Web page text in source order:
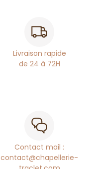
Livraison rapide
de 24 à 72H
Contact mail :
contact@chapellerie-